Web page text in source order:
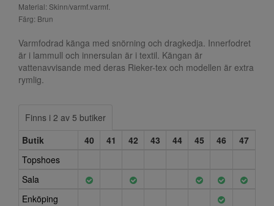
Material: Skinn/varmf.varmf.
Färg: Brun
Varmfodrad känga med snörning och dragkedja. Innerfodret
är i lammull och innersulan är i textil. Kängan är
vattenavvisande med deras Rieker-tex och modellen är extra
rymlig.
Finns i 2 av 5 butiker
Butik
40 41 42 43 44 45 46
47
Topshoes
Sala
Enköping